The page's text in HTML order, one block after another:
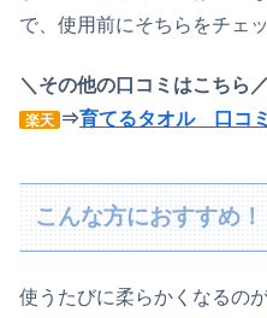
で、使用前にそちらをチェ
＼その他の口コミはこちら／
楽天 ⇒育てるタオル 口コ
こんな方におすすめ！
使うたびに柔らかくなるの